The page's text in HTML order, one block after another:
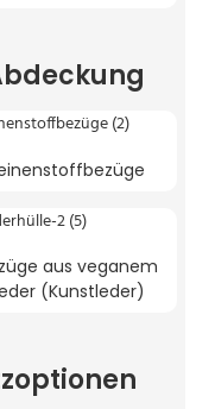
aus veganem
(Kunstleder)